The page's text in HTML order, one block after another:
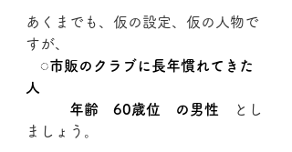
あくまでも、仮の設定、仮の人物で
すが、
◌市販のクラブに長年慣れてきた
人
年齢　60歳位　の男性 とし
ましょう。